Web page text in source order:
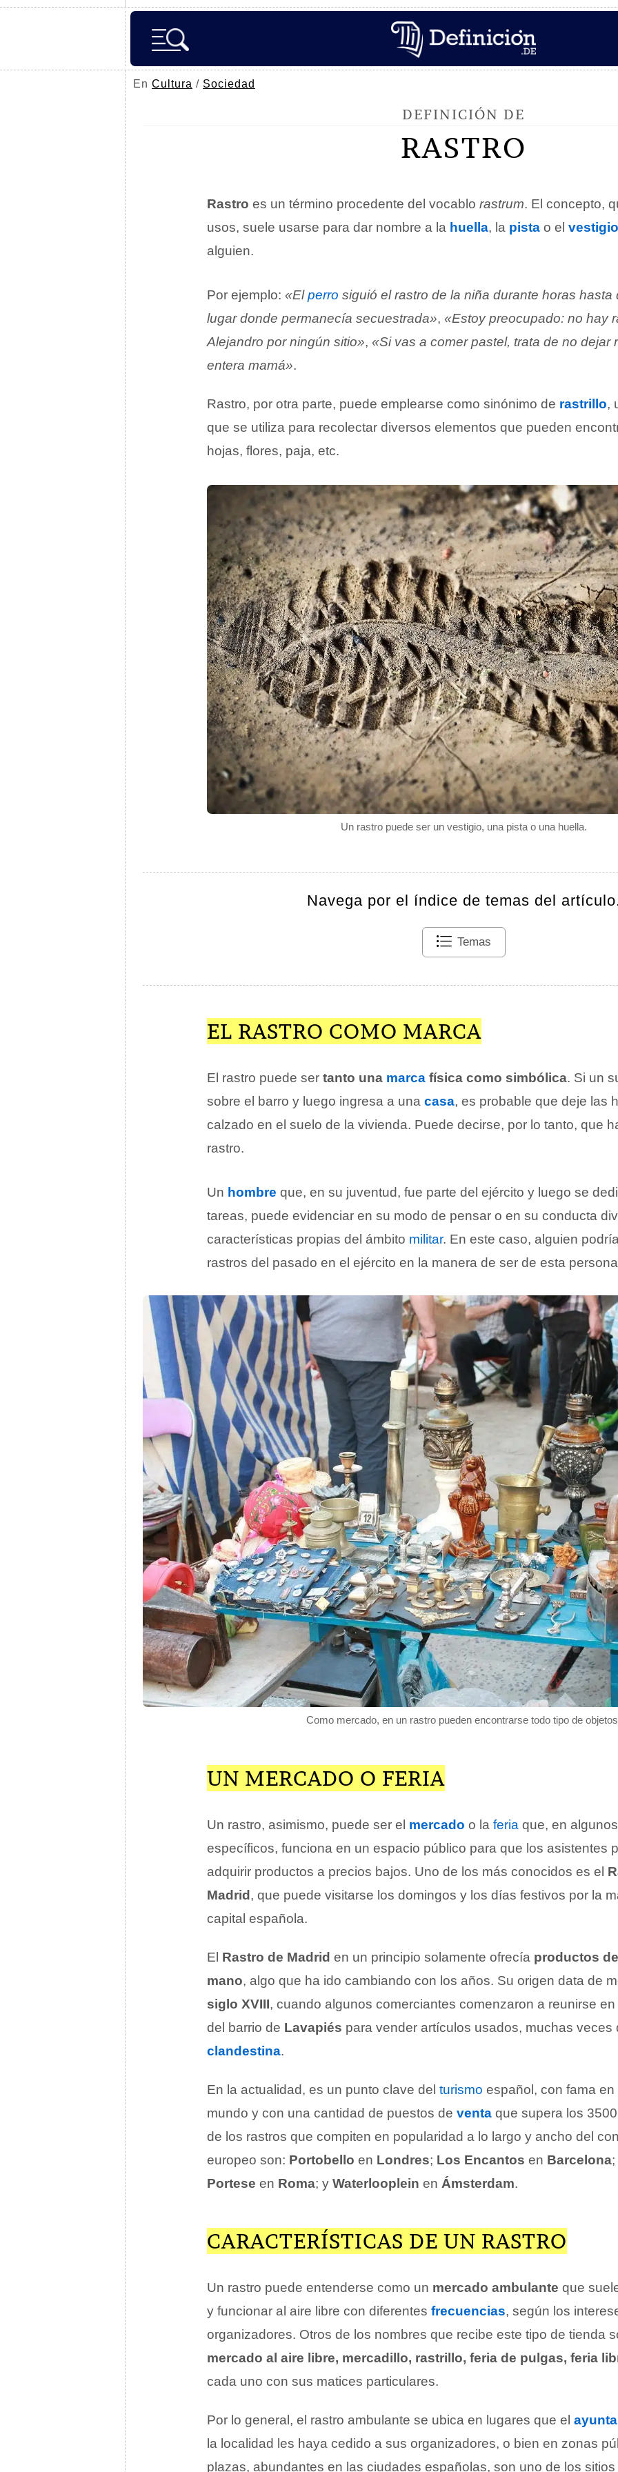
En Cultura / Sociedad
DEFINICIÓN DE
RASTRO
Un rastro puede ser un vestigio, una pista o una huella.
Rastro es un término procedente del vocablo rastrum. El concepto,
usos, suele usarse para dar nombre a la huella, la pista o el vestigio
alguien.
Por ejemplo: «Elperro siguió el rastro de la niña durante horas hasta
lugar donde permanecía secuestrada», «Estoy preocupado: no hay
Alejandro por ningún sitio», «Si vas a comer pastel, trata de no dejar
entera mamá».
Rastro, por otra parte, puede emplearse como sinónimo de rastrillo,
que se utiliza para recolectar diversos elementos que pueden
hojas, flores, paja, etc.
Navega por el índice de temas del
Temas
EL RASTRO COMO MARCA
El rastro puede ser tanto una marca física como simbólica. Si un
sobre el barro y luego ingresa a una casa, es probable que deje las
calzado en el suelo de la vivienda. Puede decirse, por lo tanto, que
rastro.
Un hombre que, en su juventud, fue parte del ejército y luego se
tareas, puede evidenciar en su modo de pensar o en su conducta
características propias del ámbito militar. En este caso, alguien
rastros del pasado en el ejército en la manera de ser de esta
Como mercado, en un rastro pueden encontrarse todo tipo de
UN MERCADO O FERIA
Un rastro, asimismo, puede ser el mercado o la feria que, en
específicos, funciona en un espacio público para que los asistentes
adquirir productos a precios bajos. Uno de los más conocidos es el
Madrid, que puede visitarse los domingos y los días festivos por la
capital española.
El Rastro de Madrid en un principio solamente ofrecía productos
mano, algo que ha ido cambiando con los años. Su origen data de
siglo XVIII, cuando algunos comerciantes comenzaron a reunirse
del barrio de Lavapiés para vender artículos usados, muchas veces
clandestina.
En la actualidad, es un punto clave del turismo español, con fama en
mundo y con una cantidad de puestos de venta que supera los
de los rastros que compiten en popularidad a lo largo y ancho del
europeo son: Portobello en Londres; Los Encantos en Barcelona;
Portese en Roma; y Waterlooplein en Ámsterdam.
CARACTERÍSTICAS DE UN RASTRO
Un rastro puede entenderse como un mercado ambulante que
y funcionar al aire libre con diferentes frecuencias, según los
organizadores. Otros de los nombres que recibe este tipo de tienda
mercado al aire libre, mercadillo, rastrillo, feria de pulgas, feria
cada uno con sus matices particulares.
Por lo general, el rastro ambulante se ubica en lugares que el
la localidad les haya cedido a sus organizadores, o bien en zonas
plazas, abundantes en las ciudades españolas, son uno de los